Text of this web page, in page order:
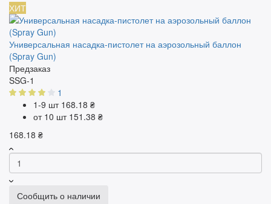
ХИТ
Универсальная насадка-пистолет на аэрозольный баллон
(Spray Gun)
Предзаказ
SSG-1
1
1-9 шт 168.18 ₴
от 10 шт 151.38 ₴
168.18 ₴
Сообщить о наличии